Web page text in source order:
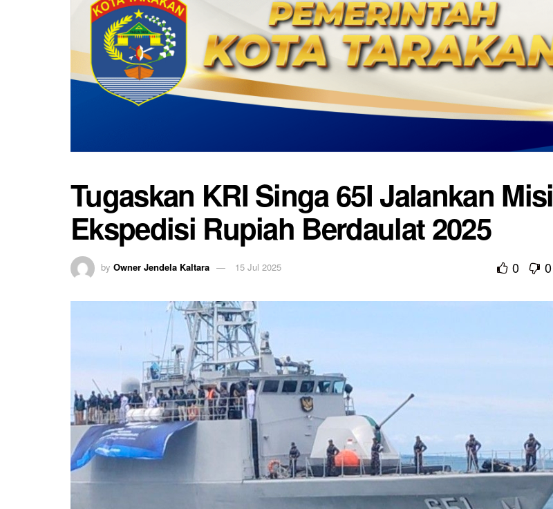
Tugaskan KRI Singa 65I Jalankan Misi
Ekspedisi Rupiah Berdaulat 2025
by Owner Jendela Kaltara 15 Jul 2025 0 0